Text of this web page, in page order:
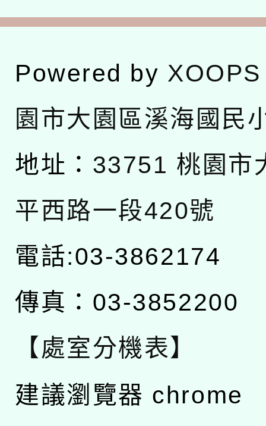
Powered by XOOPS
園市大園區溪海國民
地址： 33751 桃園市
平西路一段420號
電話:03-3862174
傳真：03-3852200
【處室分機表】
建議瀏覽器 chrome